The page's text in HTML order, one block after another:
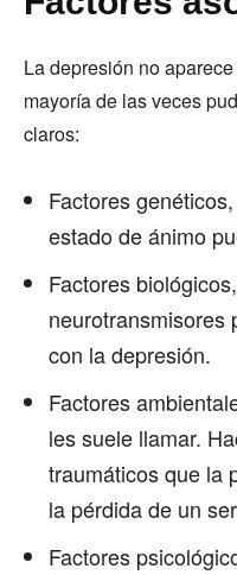
La depresión no
mayoría de las veces
claros:
Factores
estado de ánimo
Factores
neurotransmisores
con la depresión.
Factores
les suele llamar.
traumáticos que la
la pérdida de un
Factores